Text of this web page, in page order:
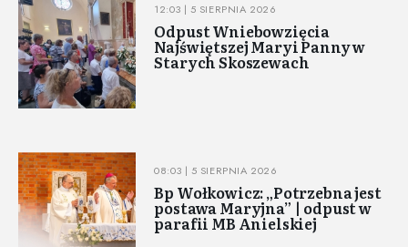
12:03 | 5 SIERPNIA 2026
Odpust Wniebowzięcia
Najświętszej Maryi Panny w
Starych Skoszewach
08:03 | 5 SIERPNIA 2026
Bp Wołkowicz: „Potrzebna jest
postawa Maryjna” | odpust w
parafii MB Anielskiej